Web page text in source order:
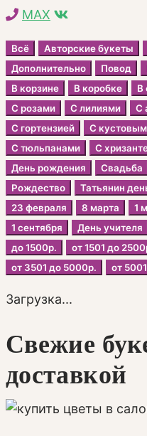
MAX
Всё Авторские букеты
Дополнительно
Повод
В корзине
В коробке В
С розами
С лилиями С
С гортензией
С
С тюльпанами
С
День рождения
Свадьба
Рождество
Татьянин
23 февраля
8 марта 1
1 сентября
День учителя
до 1500р.
от 1501 до
от 3501 до 5000р.
от
Загрузка...
Свежие
доставкой